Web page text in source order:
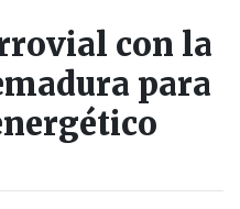
con la
para